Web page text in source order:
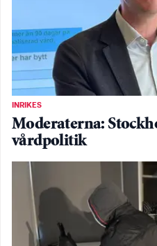
INRIKES
Moderaterna:
vårdpolitik